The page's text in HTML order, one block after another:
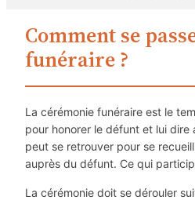
Comment se
funéraire ?
La cérémonie funéraire est le
pour honorer le défunt et lui dire
peut se retrouver pour se
auprès du défunt. Ce qui
La cérémonie doit se dérouler